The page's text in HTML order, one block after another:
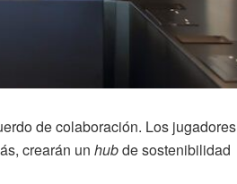
de colaboración. Los jugadores
crearán un hubde sostenibilidad